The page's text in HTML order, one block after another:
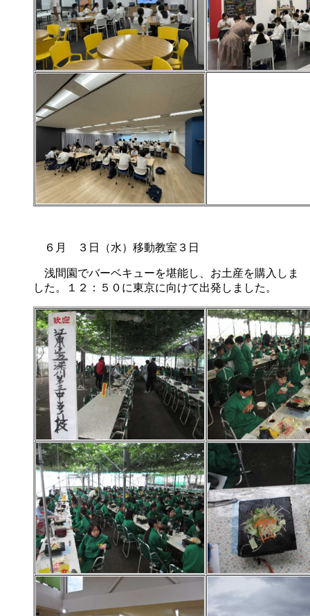
６月 ３日（水）移動教室３日
浅間園でバーベキューを堪能し、お土産を購入しま
した。１２：５０に東京に向けて出発しました。